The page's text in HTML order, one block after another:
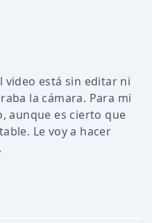
video está sin editar ni
la cámara. Para mi
aunque es cierto que
Le voy a hacer